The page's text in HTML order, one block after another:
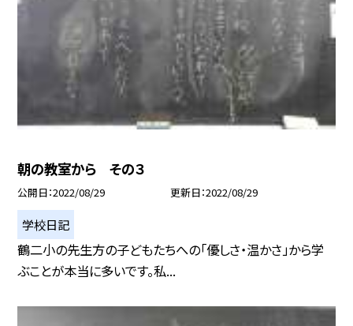
朝の教室から その３
公開日 2022/08/29 更新日 2022/08/29
学校日記
鶴二小の先生方の子どもたちへの「優しさ・温かさ」から学
ぶことが本当に多いです。私...